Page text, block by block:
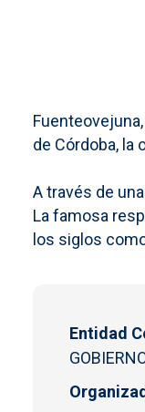
de Córdoba, la
A través de
La famosa
los siglos
Entidad